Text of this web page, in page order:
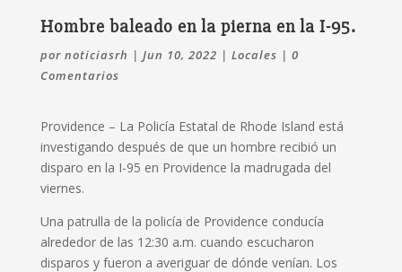
Hombre baleado en la pierna en la I-95.
por noticiasrh | Jun 10, 2022 | Locales | 0
Comentarios
Providence – La Policía Estatal de Rhode Island está
investigando después de que un hombre recibió un
disparo en la I-95 en Providence la madrugada del
viernes.
Una patrulla de la policía de Providence conducía
alrededor de las 12:30 a.m. cuando escucharon
disparos y fueron a averiguar de dónde venían. Los